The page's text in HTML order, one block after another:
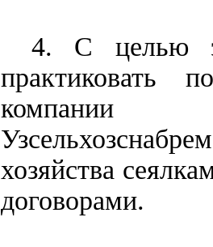
4. С целью
практиковать
компании
хозяйства
договорами.